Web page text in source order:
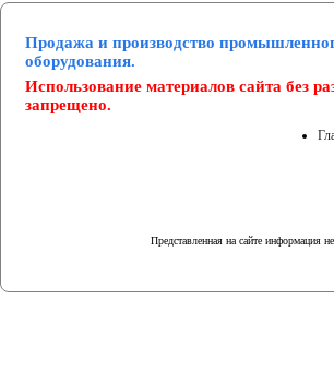
Продажа и производство
оборудования.
Использование материалов сайта без
запрещено.
Представленная на сайте информация